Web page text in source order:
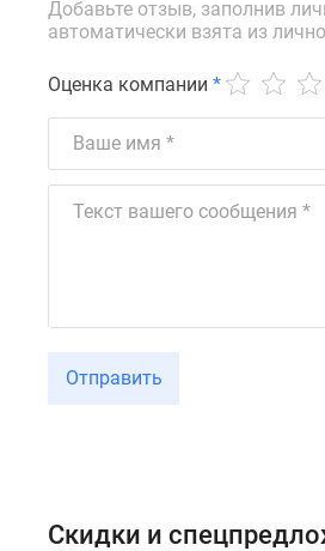
Добавьте отзыв, заполнив
автоматически взята из
Оценка компании *
Отправить
Скидки и